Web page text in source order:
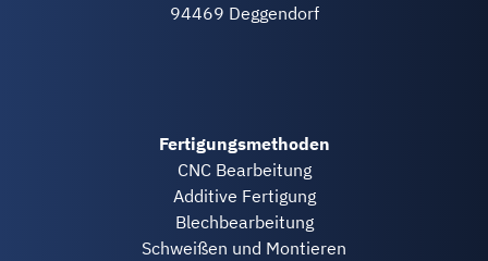
94469 Deggendorf
Fertigungsmethoden
CNC Bearbeitung
Additive Fertigung
Blechbearbeitung
Schweißen und Montieren